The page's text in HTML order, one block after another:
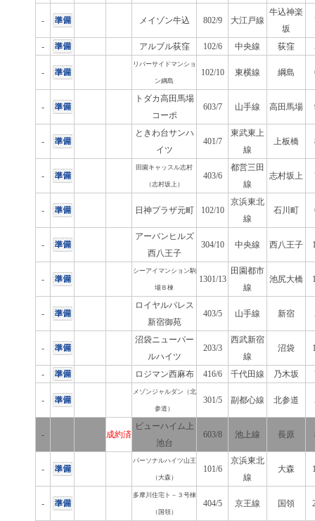
- メイゾン牛込 802/9 大江戸線
牛込神楽
坂
- アルブル荻窪 102/6 中央線 荻窪
-
リバーサイドマンショ
ン綱島
102/10 東横線 綱島
-
トダカ高田馬場
コーポ
603/7 山手線 高田馬場
-
ときわ台サンハ
イツ
401/7
東武東上
線
上板橋
-
田園キャッスル志村
（志村坂上）
403/6
都営三田
線
志村坂上
- 日神プラザ元町 102/10
京浜東北
線
石川町
-
アーバンヒルズ
西八王子
304/10 中央線 西八王子
-
シーアイマンション駒
場Ｂ棟
1301/13
田園都市
線
池尻大橋
-
ロイヤルパレス
新宿御苑
403/5 山手線 新宿
-
沼袋ニューパー
ルハイツ
203/3
西武新宿
線
沼袋
- ロジマン西麻布 416/6 千代田線 乃木坂
-
メゾンジャルダン（北
参道）
301/5 副都心線 北参道
- 成約済
ビューハイム上
池台
603/8 池上線 長原
-
パーソナルハイツ山王
（大森）
101/6
京浜東北
線
大森
-
多摩川住宅ト－３号棟
（国領）
404/5 京王線 国領